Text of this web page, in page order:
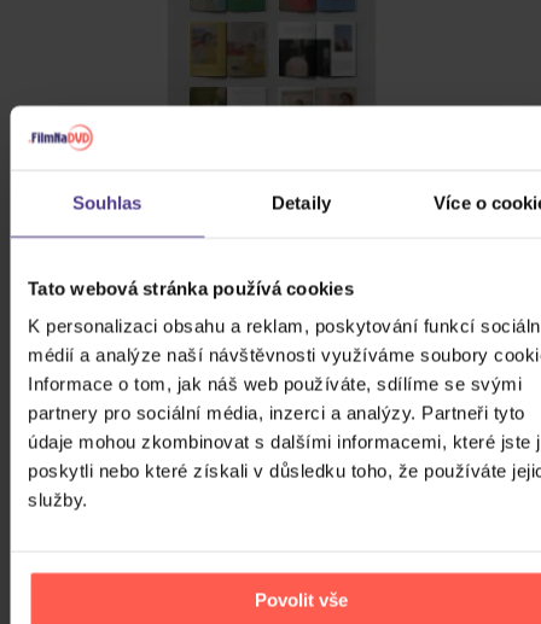
Souhlas Detaily Více o
Tato webová stránka používá cookies
K personalizaci obsahu a reklam, poskytování funkcí
médií a analýze naší návštěvnosti využíváme soubory
Informace o tom, jak náš web používáte, sdílíme se svými
partnery pro sociální média, inzerci a analýzy. Partneři tyto
údaje mohou zkombinovat s dalšími informacemi, které jste
poskytli nebo které získali v důsledku toho, že používáte
služby.
Povolit vše